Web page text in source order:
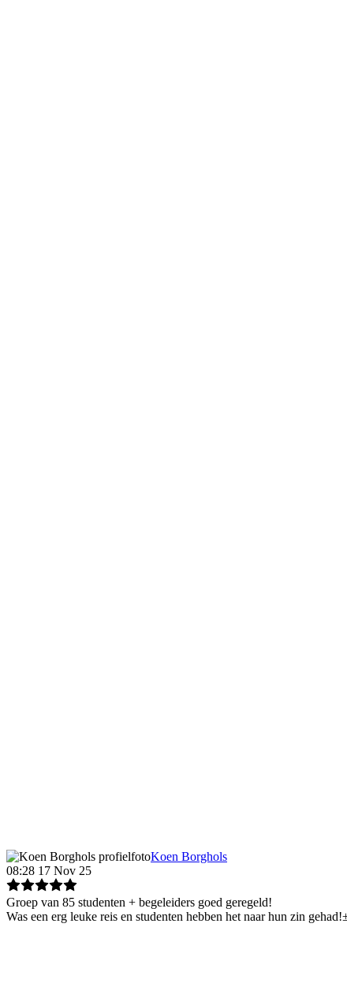
Koen Borghols
08:28 17 Nov 25
Groep van 85 studenten + begeleiders goed geregeld!
Was een erg leuke reis en studenten hebben het naar hun zin